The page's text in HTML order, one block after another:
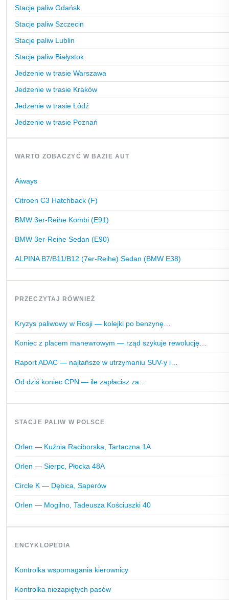
Stacje paliw Gdańsk
Stacje paliw Szczecin
Stacje paliw Lublin
Stacje paliw Białystok
Jedzenie w trasie Warszawa
Jedzenie w trasie Kraków
Jedzenie w trasie Łódź
Jedzenie w trasie Poznań
WARTO ZOBACZYĆ W BAZIE AUT
Aiways
Citroen C3 Hatchback (F)
BMW 3er-Reihe Kombi (E91)
BMW 3er-Reihe Sedan (E90)
ALPINA B7/B11/B12 (7er-Reihe) Sedan (BMW E38)
PRZECZYTAJ RÓWNIEŻ
Kryzys paliwowy w Rosji — kolejki po benzynę…
Koniec z placem manewrowym — rząd szykuje rewolucję…
Raport ADAC — najtańsze w utrzymaniu SUV-y i…
Od dziś koniec CPN — ile zapłacisz za…
STACJE PALIW W POLSCE
Orlen — Kuźnia Raciborska, Tartaczna 1A
Orlen — Sierpc, Płocka 48A
Circle K — Dębica, Saperów
Orlen — Mogilno, Tadeusza Kościuszki 40
ENCYKLOPEDIA
Kontrolka wspomagania kierownicy
Kontrolka niezapiętych pasów